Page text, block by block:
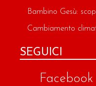
Bambino Gesù:
Cambiamento
SEGUICI
Facebook